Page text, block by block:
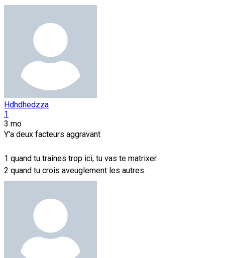
Hdhdhedzza
1
3 mo
Y'a deux facteurs aggravant
1 quand tu traînes trop ici, tu vas te matrixer.
2 quand tu crois aveuglement les autres.